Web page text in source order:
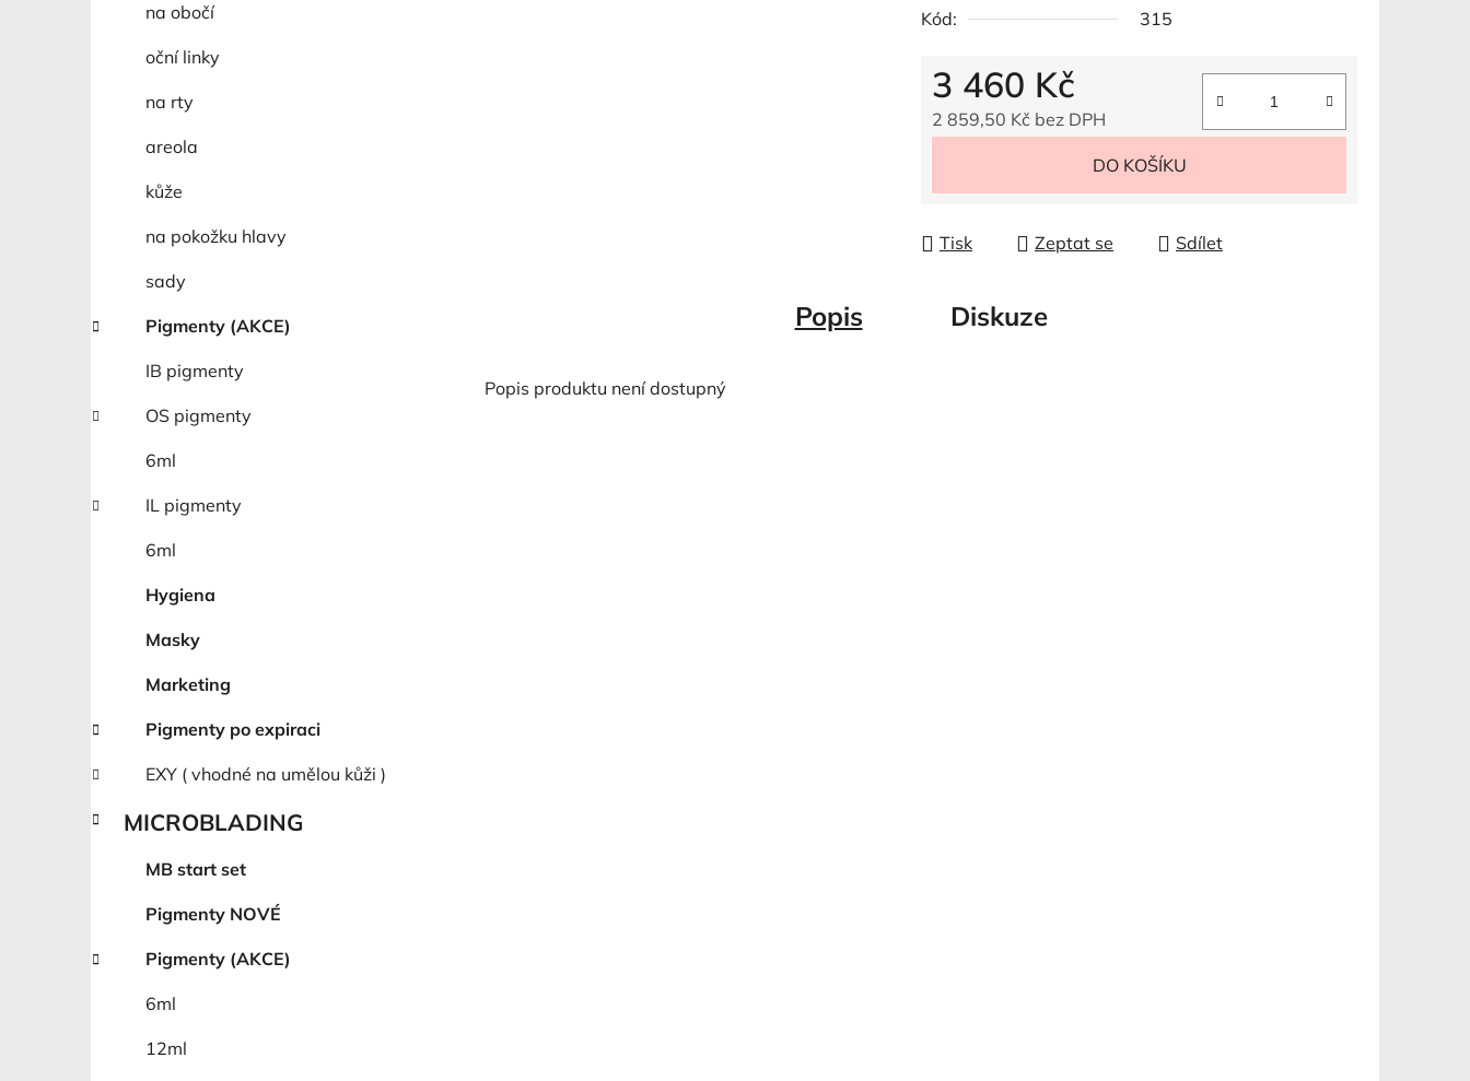
na obočí
oční linky
na rty
areola
kůže
na pokožku hlavy
sady
Pigmenty (AKCE)
IB pigmenty
OS pigmenty
6ml
IL pigmenty
6ml
Hygiena
Masky
Marketing
Pigmenty po expiraci
EXY ( vhodné na umělou kůži )
MICROBLADING
MB start set
Pigmenty NOVÉ
Pigmenty (AKCE)
6ml
12ml
Kód:
315
3 460 Kč
2 859,50 Kč bez DPH
DO KOŠÍKU
Tisk Zeptat se Sdílet
Popis Diskuze
Popis produktu není dostupný